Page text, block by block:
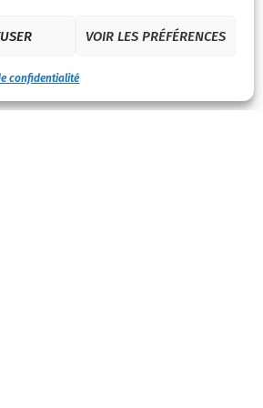
VOIR LES PRÉFÉRENCES
confidentialité